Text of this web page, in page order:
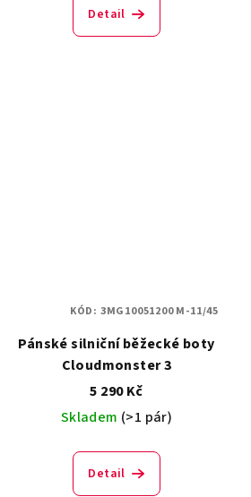
Detail
Pánské silniční běžecké boty
Cloudmonster 3
5 290 Kč
Skladem (>1 pár)
Detail
KÓD: 3MG10051200 M-11/45